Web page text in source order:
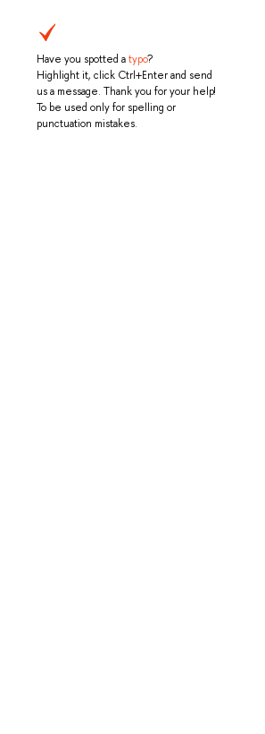
Have you spotted atypo?
Highlight it, click Ctrl+Enter and send
us a message. Thank you for your help!
To be used only for spelling or
punctuation mistakes.